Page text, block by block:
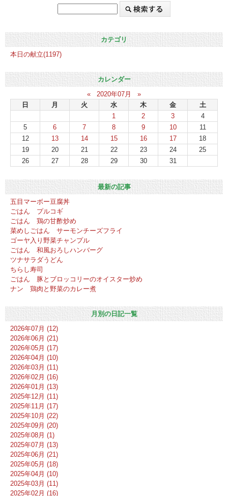
カテゴリ
本日の献立(1197)
カレンダー
«
2020年07月
»
日
月 火 水 木 金
土
1
2 3
4
5
6 7 8 9 10
11
12
13 14 15 16 17
18
19
20 21 22 23 24
25
26
27 28 29 30 31
最新の記事
五目マーボー豆腐丼
ごはん プルコギ
ごはん 鶏の甘酢炒め
菜めしごはん サーモンチーズフライ
ゴーヤ入り野菜チャンプル
ごはん 和風おろしハンバーグ
ツナサラダうどん
ちらし寿司
ごはん 豚とブロッコリーのオイスター炒め
ナン 鶏肉と野菜のカレー煮
月別の日記一覧
2026年07月 (12)
2026年06月 (21)
2026年05月 (17)
2026年04月 (10)
2026年03月 (11)
2026年02月 (16)
2026年01月 (13)
2025年12月 (11)
2025年11月 (17)
2025年10月 (22)
2025年09月 (20)
2025年08月 (1)
2025年07月 (13)
2025年06月 (21)
2025年05月 (18)
2025年04月 (10)
2025年03月 (11)
2025年02月 (16)